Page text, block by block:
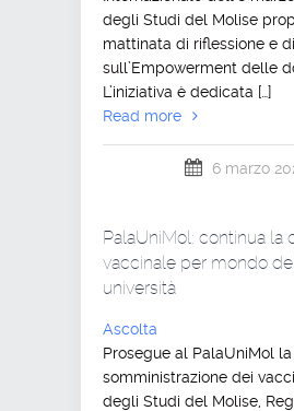
degli Studi del Molise
mattinata di riflessione e
sull’Empowerment delle
L’iniziativa è dedicata […]
Read more
6 marzo
PalaUniMol: continua la
vaccinale per mondo
università
Ascolta
Prosegue al PalaUniMol la
somministrazione dei
degli Studi del Molise,